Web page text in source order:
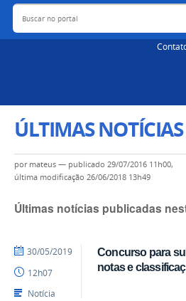
Buscar no portal
ÚLTIMAS NOTÍCIAS
por mateus — publicado 29/07/2016 11h00,
última modificação 26/06/2018 13h49
Últimas notícias publicadas
Concurso para
notas e
por
publicado
30/05/2019
12h07
Notícia